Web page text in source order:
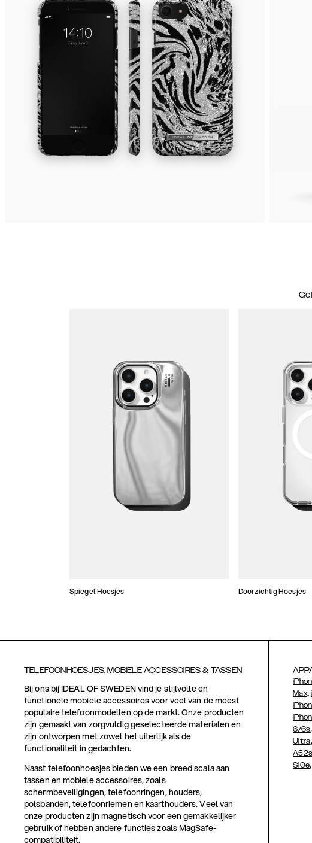
Spiegel Hoesjes Doorzichtig Hoesjes
TELEFOONHOESJES, MOBIELE ACCESSOIRES & TASSEN
Bij ons bij IDEAL OF SWEDEN vind je stijlvolle en
functionele mobiele accessoires voor veel van de meest
populaire telefoonmodellen op de markt. Onze producten
zijn gemaakt van zorgvuldig geselecteerde materialen en
zijn ontworpen met zowel het uiterlijk als de
functionaliteit in gedachten.
Naast telefoonhoesjes bieden we een breed scala aan
tassen en mobiele accessoires, zoals
schermbeveiligingen, telefoonringen, houders,
polsbanden, telefoonriemen en kaarthouders. Veel van
onze producten zijn magnetisch voor een gemakkelijker
gebruik of hebben andere functies zoals MagSafe-
compatibiliteit.
Max,
6/6s
Ultra,
S10e